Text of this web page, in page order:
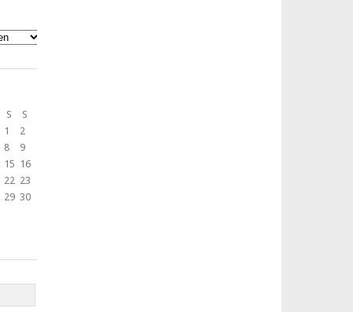
S
S
1
2
8
9
15 16
22 23
29 30